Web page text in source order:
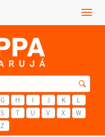
Menu
G H I J K
L
S T U V X
W
Z